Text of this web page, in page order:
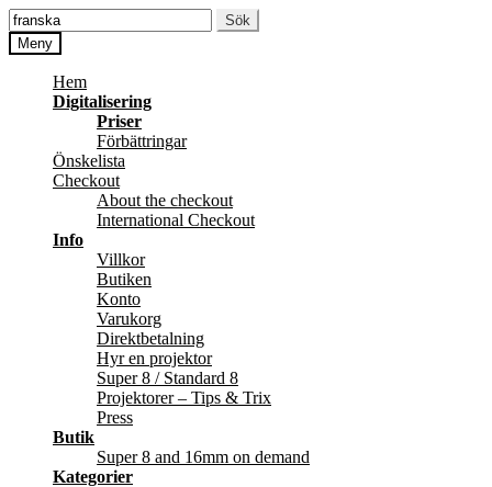
Hoppa
till
navigering
Hoppa
till
innehåll
Sök
efter:
Sök
Meny
Hem
Digitalisering
Priser
Förbättringar
Önskelista
Checkout
About the checkout
International Checkout
Info
Villkor
Butiken
Konto
Varukorg
Direktbetalning
Hyr en projektor
Super 8 / Standard 8
Projektorer – Tips & Trix
Press
Butik
Super 8 and 16mm on demand
Kategorier